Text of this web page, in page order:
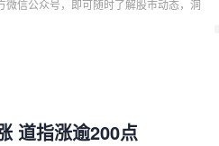
信公众号，即可随时了解股市动态，洞
道指涨逾200点